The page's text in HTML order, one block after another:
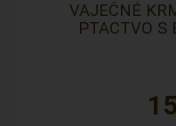
VAJEČNÉ
PTACTVO S